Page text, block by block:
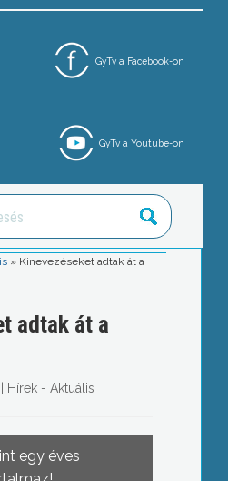
GyTv a Facebook-on
GyTv a Youtube-on
» Kinevezéseket adtak át a
adtak át a
Hírek - Aktuális
egy éves